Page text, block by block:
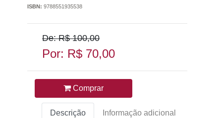
ISBN: 9788551935538
De: R$ 100,00
Por: R$ 70,00
Comprar
Descrição Informação adicional